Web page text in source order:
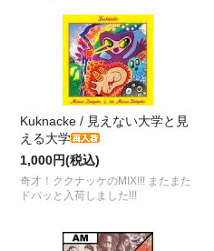
Kuknacke / 見えない大学と見
える大学
1,000円(税込)
奇才！ククナッケのMIX!!! またまた
ドバッと入荷しました!!!